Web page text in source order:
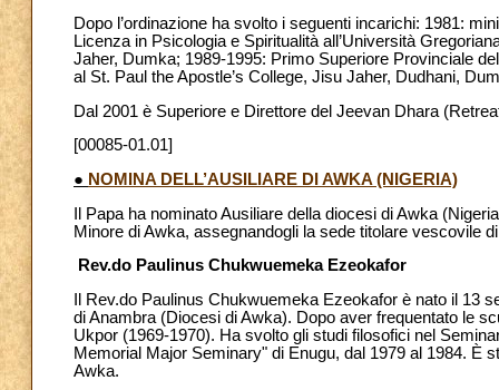
Dopo l’ordinazione ha svolto i seguenti incarichi: 1981:
Licenza in Psicologia e Spiritualità all’Università
Jaher, Dumka; 1989-1995: Primo Superiore Provinciale
al St. Paul the Apostle’s College, Jisu Jaher, Dudhani,
Dal 2001 è Superiore e Direttore del Jeevan Dhara
[00085-01.01]
● NOMINA DELL’AUSILIARE DI AWKA (NIGERIA)
Il Papa ha nominato Ausiliare della diocesi di Awka
Minore di Awka, assegnandogli la sede titolare vescovile
Rev.do Paulinus Chukwuemeka Ezeokafor
Il Rev.do Paulinus Chukwuemeka Ezeokafor è nato il 13
di Anambra (Diocesi di Awka). Dopo aver frequentato le
Ukpor (1969-1970). Ha svolto gli studi filosofici nel
Memorial Major Seminary" di Enugu, dal 1979 al 1984. È
Awka.